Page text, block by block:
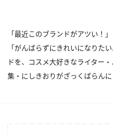
「最近このブランドがアツい！
「がんばらずにきれいになりた
ドを、コスメ大好きなライター
集・にしきおりがざっくばらんに